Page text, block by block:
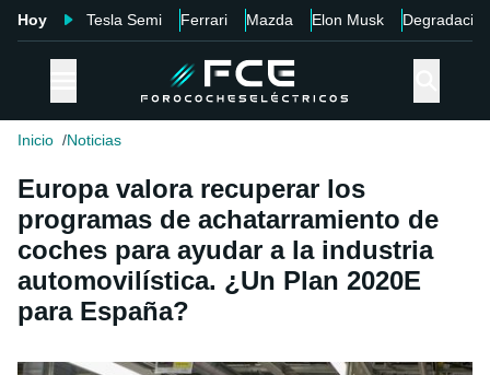
Hoy Tesla Semi Ferrari Mazda Elon Musk Degradación
Inicio Noticias
Europa valora recuperar los
programas de achatarramiento de
coches para ayudar a la industria
automovilística. ¿Un Plan 2020E
para España?